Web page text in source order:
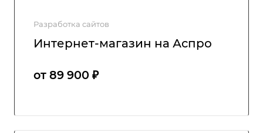
Разработка сайтов
Интернет-магазин на Аспро
от 89 900 ₽